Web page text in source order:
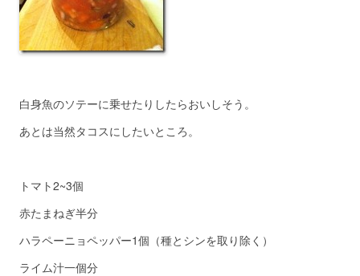
白身魚のソテーに乗せたりしたらおいしそう。
あとは当然タコスにしたいところ。
トマト2~3個
赤たまねぎ半分
ハラペーニョペッパー1個（種とシンを取り除く）
ライム汁一個分